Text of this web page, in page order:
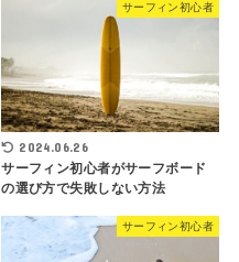
サーフィン初心者
2024.06.26
サーフィン初心者がサーフボード
の選び方で失敗しない方法
サーフィン初心者